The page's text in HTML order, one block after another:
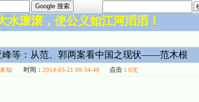
水滚滚，使公义如江河滔滔！
峰等：从范、郭两案看中国之现状——范木根
未知 时间： 2014-03-21 09:34:40 点击： 0次